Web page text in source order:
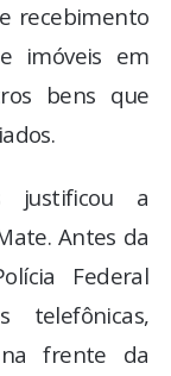
recebimento
imóveis em
bens que
justificou a
Antes da
Federal
telefônicas,
frente da